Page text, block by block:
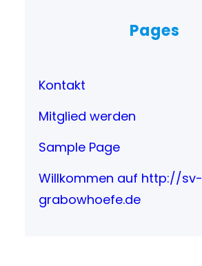
Pages
Kontakt
Mitglied werden
Sample Page
Willkommen auf http://sv-
grabowhoefe.de